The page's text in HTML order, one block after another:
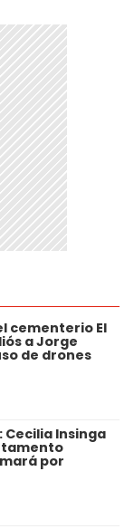
cementerio El
a Jorge
de drones
Cecilia Insinga
por